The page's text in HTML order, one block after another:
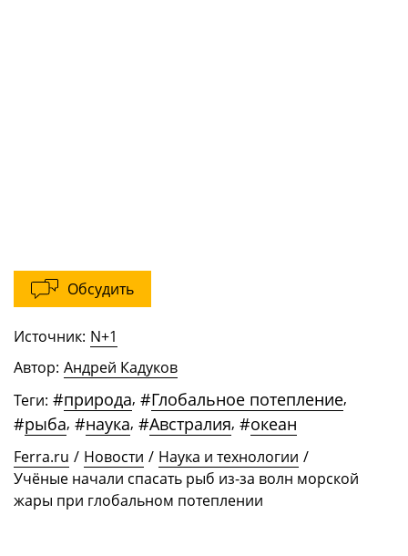
Обсудить
Источник: N+1
Автор: Андрей Кадуков
Теги: #природа, #Глобальное потепление,
#рыба, #наука, #Австралия, #океан
Ferra.ru / Новости / Наука и технологии /
Учёные начали спасать рыб из-за волн морской
жары при глобальном потеплении